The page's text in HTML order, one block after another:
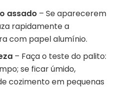
assado – Se aparecerem
rapidamente a
com papel alumínio.
– Faça o teste do palito:
se ficar úmido,
cozimento em pequenas